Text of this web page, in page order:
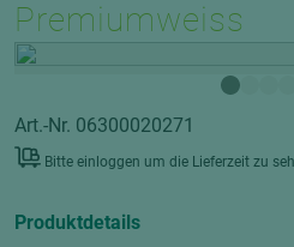
Premiumweiss
Art.-Nr. 06300020271
Bitte einloggen um die Lieferzeit zu
Produktdetails